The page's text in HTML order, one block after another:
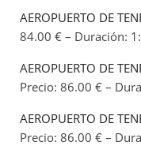
AEROPUERTO DE
84.00 € – Duración:
AEROPUERTO DE
Precio: 86.00 € –
AEROPUERTO DE
Precio: 86.00 € –